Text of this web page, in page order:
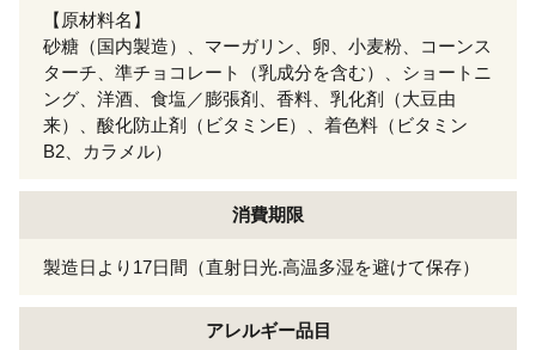
【原材料名】
砂糖（国内製造）、マーガリン、卵、小麦粉、コーンス
ターチ、準チョコレート（乳成分を含む）、ショートニ
ング、洋酒、食塩／膨張剤、香料、乳化剤（大豆由
来）、酸化防止剤（ビタミンE）、着色料（ビタミン
B2、カラメル）
消費期限
製造日より17日間（直射日光.高温多湿を避けて保存）
アレルギー品目